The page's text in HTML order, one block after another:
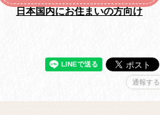
日本国内にお住まいの方向け
通報する